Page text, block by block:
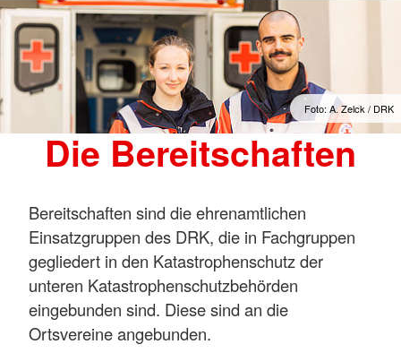
Foto: A. Zelck / DRK
Die Bereitschaften
Bereitschaften sind die ehrenamtlichen
Einsatzgruppen des DRK, die in Fachgruppen
gegliedert in den Katastrophenschutz der
unteren Katastrophenschutzbehörden
eingebunden sind. Diese sind an die
Ortsvereine angebunden.